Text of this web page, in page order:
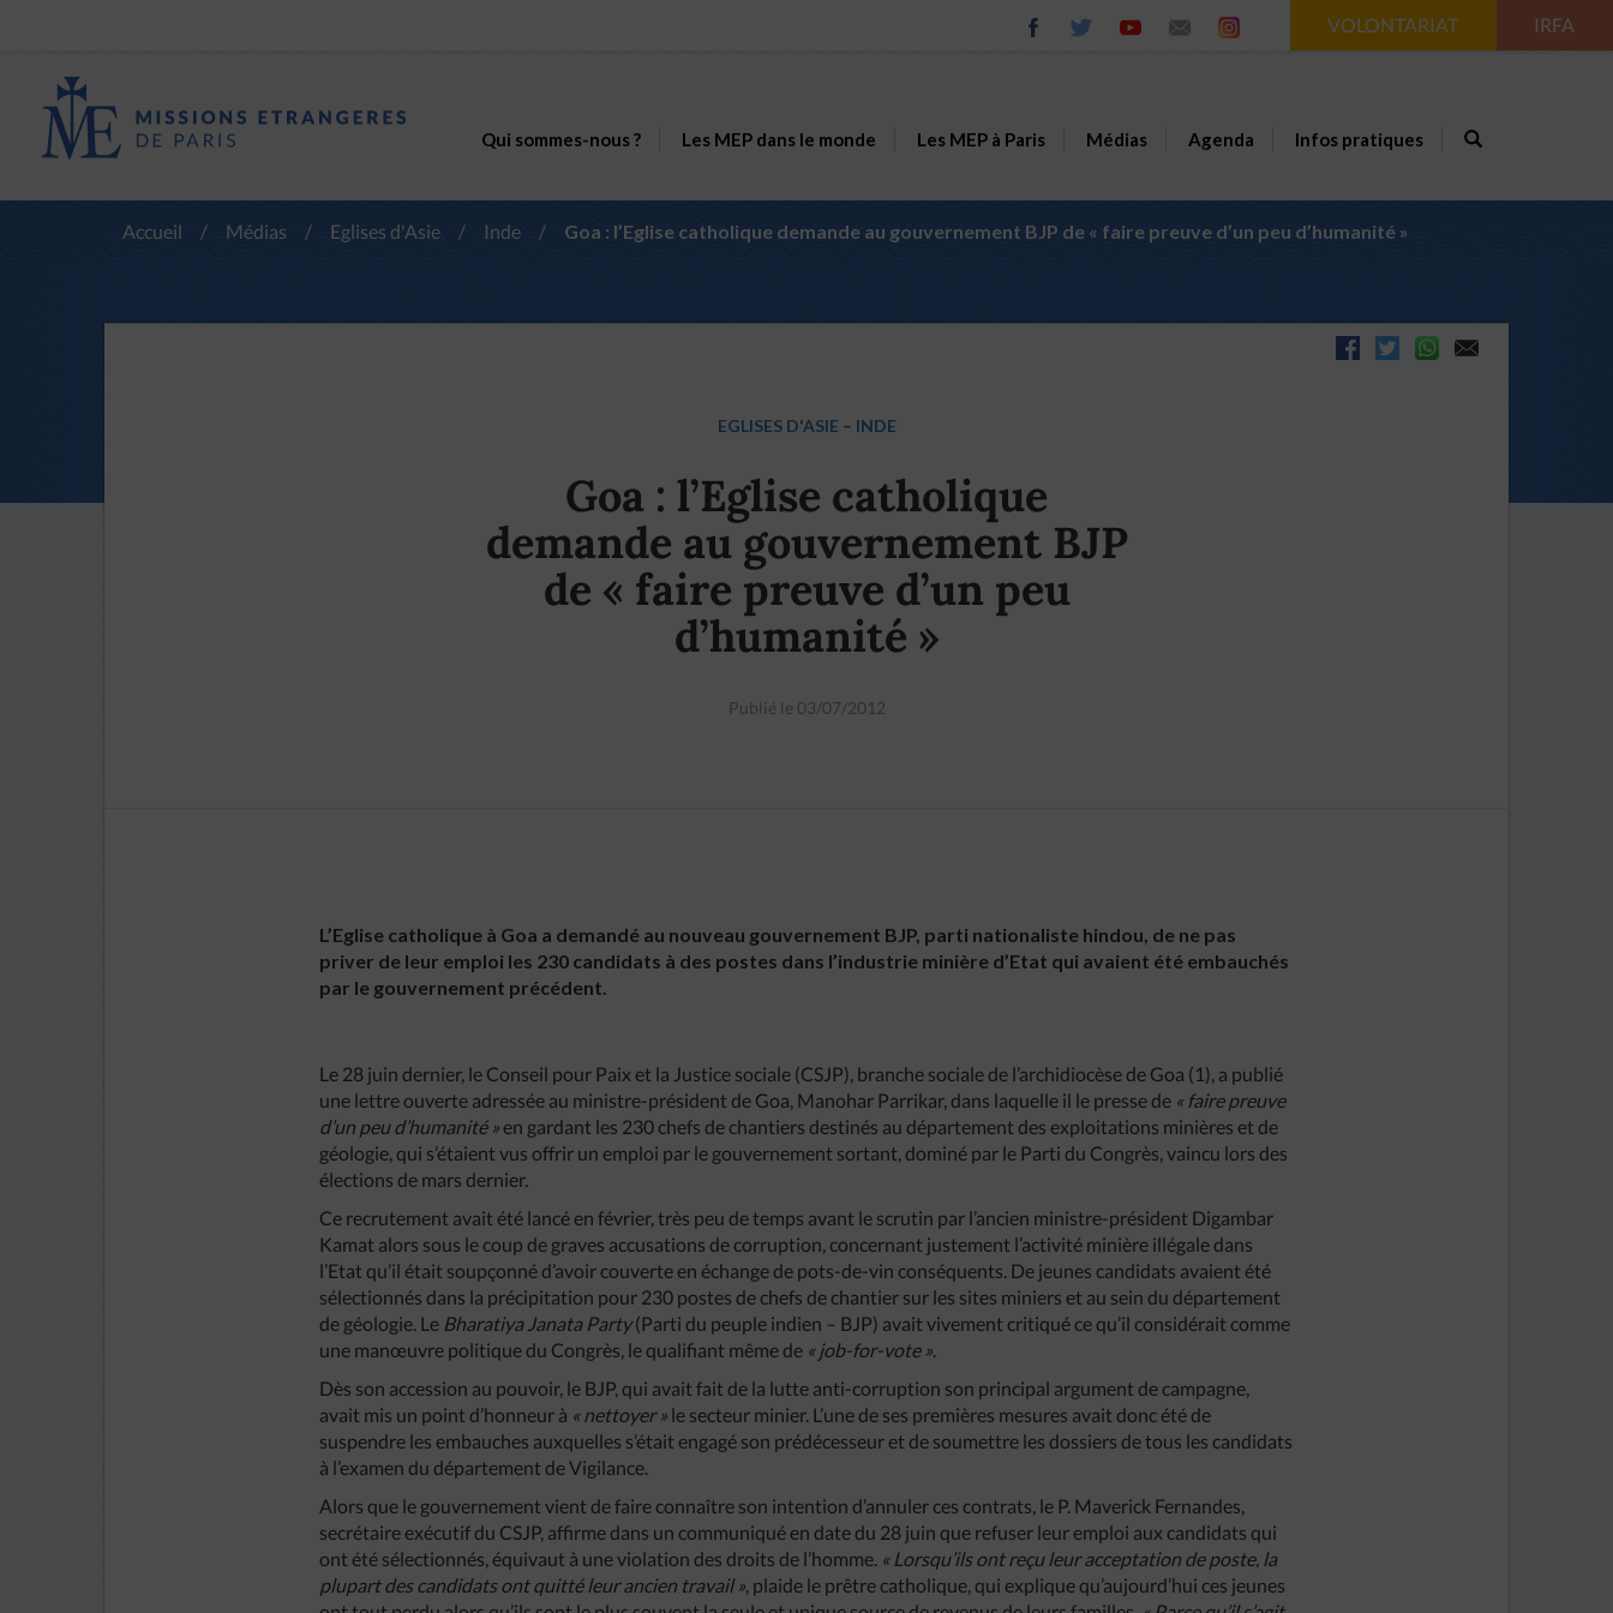
VOLONTARIAT IRFA
Qui sommes-nous ? Les MEP dans le monde Les MEP à Paris Médias Agenda Infos pratiques
Accueil / Médias / Eglises d'Asie / Inde / Goa : l’Eglise catholique demande au gouvernement BJP de « faire preuve d’un peu d’humanité »
EGLISES D'ASIE – INDE
Goa : l’Eglise catholique
demande au gouvernement BJP
de « faire preuve d’un peu
d’humanité »
Publié le 03/07/2012
L’Eglise catholique à Goa a demandé au nouveau gouvernement BJP, parti nationaliste hindou, de ne pas
priver de leur emploi les 230 candidats à des postes dans l’industrie minière d’Etat qui avaient été embauchés
par le gouvernement précédent.
Le 28 juin dernier, le Conseil pour Paix et la Justice sociale (CSJP), branche sociale de l’archidiocèse de Goa (1), a publié
une lettre ouverte adressée au ministre-président de Goa, Manohar Parrikar, dans laquelle il le presse de « faire preuve
d’un peu d’humanité » en gardant les 230 chefs de chantiers destinés au département des exploitations minières et de
géologie, qui s’étaient vus offrir un emploi par le gouvernement sortant, dominé par le Parti du Congrès, vaincu lors des
élections de mars dernier.
Ce recrutement avait été lancé en février, très peu de temps avant le scrutin par l’ancien ministre-président Digambar
Kamat alors sous le coup de graves accusations de corruption, concernant justement l’activité minière illégale dans
l’Etat qu’il était soupçonné d’avoir couverte en échange de pots-de-vin conséquents. De jeunes candidats avaient été
sélectionnés dans la précipitation pour 230 postes de chefs de chantier sur les sites miniers et au sein du département
de géologie. Le Bharatiya Janata Party(Parti du peuple indien – BJP) avait vivement critiqué ce qu’il considérait comme
une manœuvre politique du Congrès, le qualifiant même de « job-for-vote ».
Dès son accession au pouvoir, le BJP, qui avait fait de la lutte anti-corruption son principal argument de campagne,
avait mis un point d’honneur à « nettoyer » le secteur minier. L’une de ses premières mesures avait donc été de
suspendre les embauches auxquelles s’était engagé son prédécesseur et de soumettre les dossiers de tous les candidats
à l’examen du département de Vigilance.
Alors que le gouvernement vient de faire connaître son intention d’annuler ces contrats, le P. Maverick Fernandes,
secrétaire exécutif du CSJP, affirme dans un communiqué en date du 28 juin que refuser leur emploi aux candidats qui
ont été sélectionnés, équivaut à une violation des droits de l’homme. « Lorsqu’ils ont reçu leur acceptation de poste, la
plupart des candidats ont quitté leur ancien travail », plaide le prêtre catholique, qui explique qu’aujourd’hui ces jeunes